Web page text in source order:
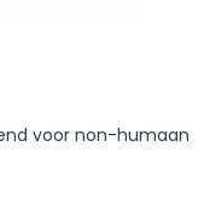
voor non-humaan